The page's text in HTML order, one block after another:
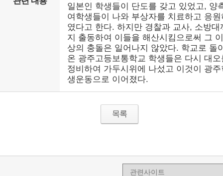
일본인 학생들이 단도를 갖고 있었고, 양
여학생들이 나와 부상자를 치료하고 응원
였다고 한다. 하지만 경찰과 교사, 소방대
지 출동하여 이들을 해산시킴으로써 그 이
상의 충돌은 일어나지 않았다. 학교로 돌
온 광주고등보통학교 학생들은 다시 대오
정비하여 가두시위에 나섰고 이것이 광주
생운동으로 이어졌다.
목록